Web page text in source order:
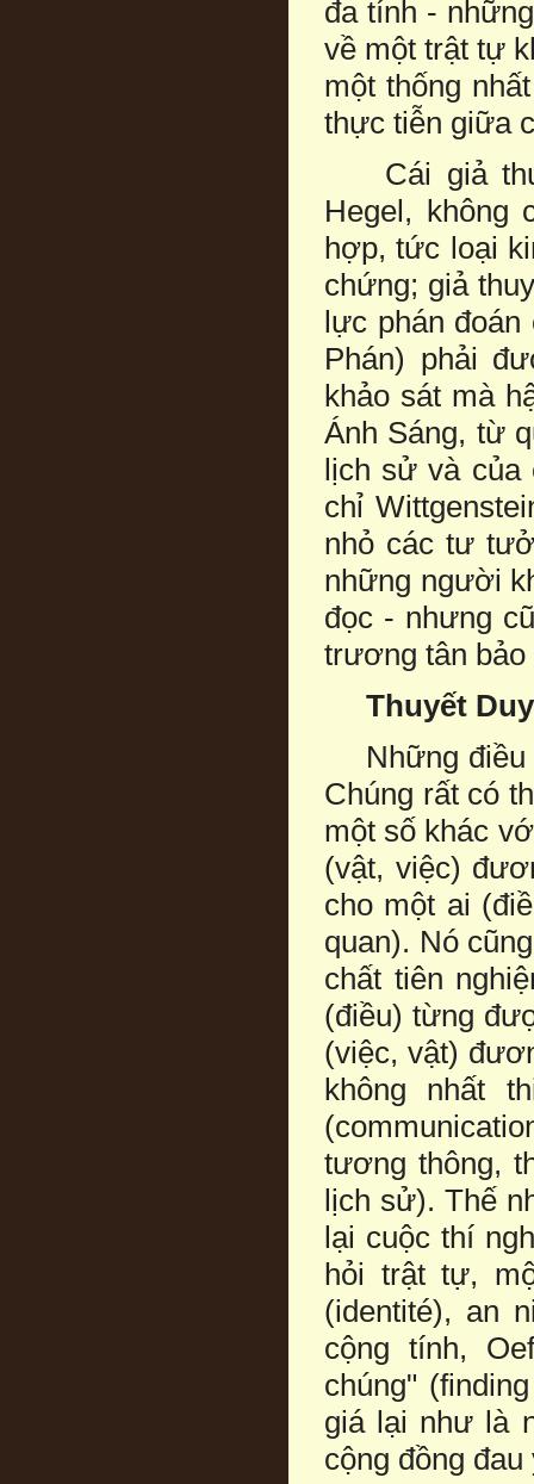
đa tính -
về một trật tự
một thống
thực tiễn giữa
Cái giả
Hegel, không
hợp, tức loại
chứng; giả
lực phán đoán
Phán) phải
khảo sát mà
Ánh Sáng, từ
lịch sử và của
chỉ
nhỏ các tư
những người
đọc - nhưng
trương tân bảo
Thuyết
Những điều
Chúng rất có
một số khác
(vật, việc)
cho một ai
quan). Nó
chất tiên
(điều) từng
(việc, vật)
không nhất
tương thông,
lịch sử). Thế
lại cuộc thí
hỏi trật tự,
(identité), an
cộng tính,
chúng"
giá lại như là
cộng đồng